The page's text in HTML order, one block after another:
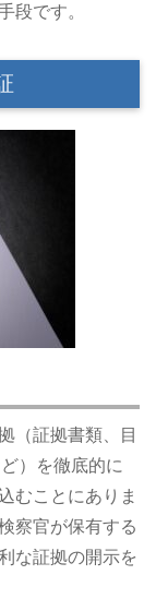
段です。
（証拠書類、目
）を徹底的に
むことにありま
察官が保有する
な証拠の開示を